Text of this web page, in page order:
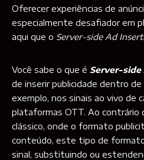
Oferecer experiências de
especialmente desafiador em
aqui que o Server-side Ad
Você sabe o que é Server-
de inserir publicidade dentro
exemplo, nos sinais ao vivo de
plataformas OTT. Ao contrário
clássico, onde o formato
conteúdo, este tipo de
sinal, substituindo ou